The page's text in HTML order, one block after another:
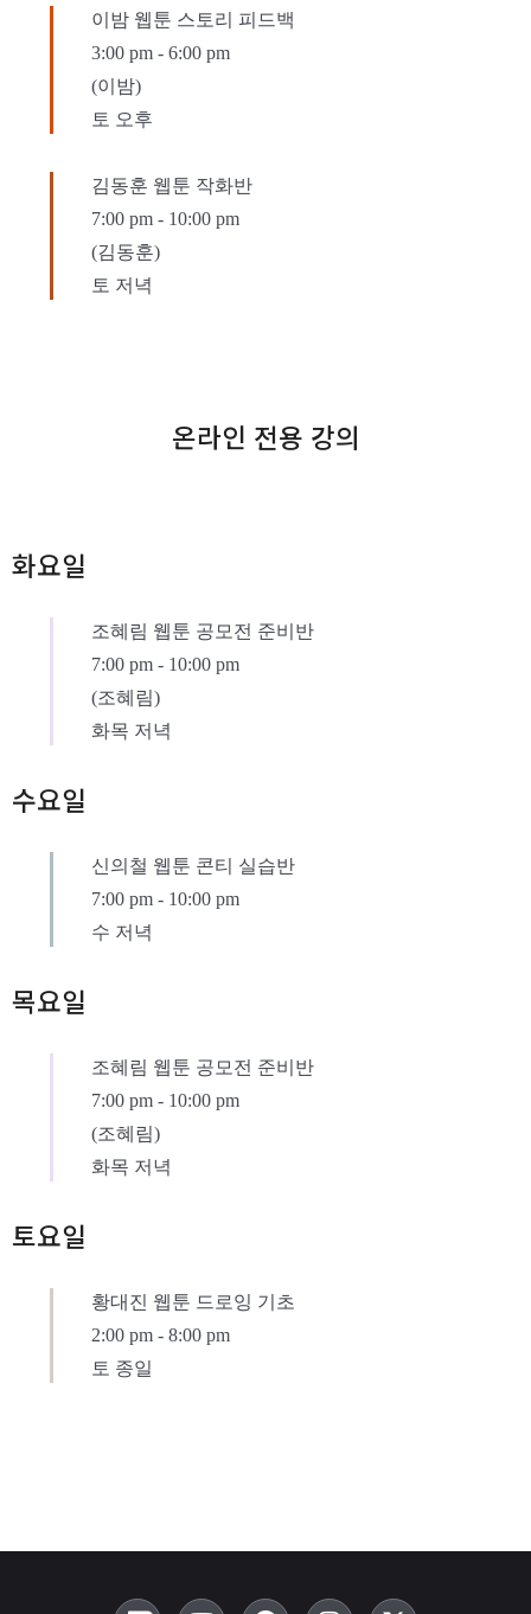
이밤 웹툰 스토리 피드백
3:00 pm - 6:00 pm
(이밤)
토 오후
김동훈 웹툰 작화반
7:00 pm - 10:00 pm
(김동훈)
토 저녁
온라인 전용 강의
화요일
조혜림 웹툰 공모전 준비반
7:00 pm - 10:00 pm
(조혜림)
화목 저녁
수요일
신의철 웹툰 콘티 실습반
7:00 pm - 10:00 pm
수 저녁
목요일
조혜림 웹툰 공모전 준비반
7:00 pm - 10:00 pm
(조혜림)
화목 저녁
토요일
황대진 웹툰 드로잉 기초
2:00 pm - 8:00 pm
토 종일